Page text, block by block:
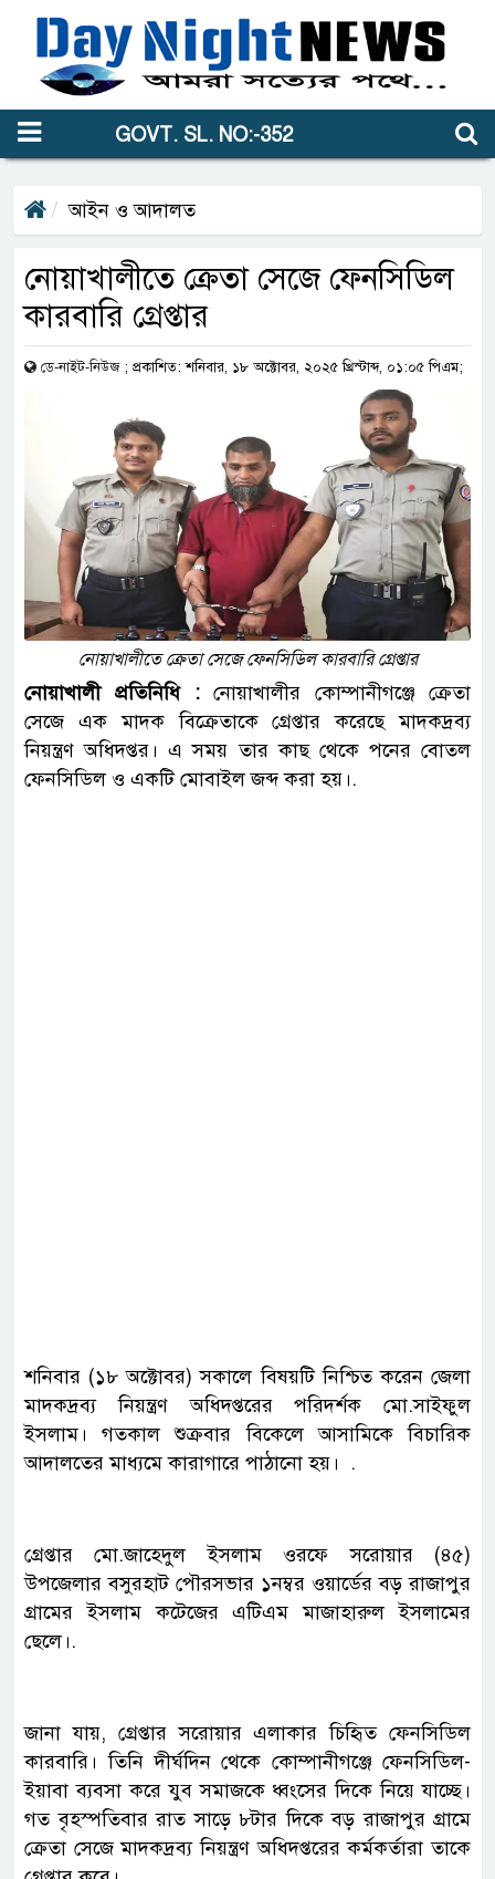
GOVT. SL. NO:-352
আইন ও আদালত
নোয়াখালীতে ক্রেতা সেজে ফেনসিডিল
কারবারি গ্রেপ্তার
ডে-নাইট-নিউজ ; প্রকাশিত: শনিবার, ১৮ অক্টোবর, ২০২৫ খ্রিস্টাব্দ, ০১:০৫ পিএম;
নোয়াখালীতে ক্রেতা সেজে ফেনসিডিল কারবারি গ্রেপ্তার
নোয়াখালী প্রতিনিধি :নোয়াখালীর কোম্পানীগঞ্জে ক্রেতা
সেজে এক মাদক বিক্রেতাকে গ্রেপ্তার করেছে মাদকদ্রব্য
নিয়ন্ত্রণ অধিদপ্তর। এ সময় তার কাছ থেকে পনের বোতল
ফেনসিডিল ও একটি মোবাইল জব্দ করা হয়।.
শনিবার (১৮ অক্টোবর) সকালে বিষয়টি নিশ্চিত করেন জেলা
মাদকদ্রব্য নিয়ন্ত্রণ অধিদপ্তরের পরিদর্শক মো.সাইফুল
ইসলাম। গতকাল শুক্রবার বিকেলে আসামিকে বিচারিক
আদালতের মাধ্যমে কারাগারে পাঠানো হয়। .
গ্রেপ্তার মো.জাহেদুল ইসলাম ওরফে সরোয়ার (৪৫)
উপজেলার বসুরহাট পৌরসভার ১নম্বর ওয়ার্ডের বড় রাজাপুর
গ্রামের ইসলাম কটেজের এটিএম মাজাহারুল ইসলামের
ছেলে।.
জানা যায়, গ্রেপ্তার সরোয়ার এলাকার চিহিৃত ফেনসিডিল
কারবারি। তিনি দীর্ঘদিন থেকে কোম্পানীগঞ্জে ফেনসিডিল-
ইয়াবা ব্যবসা করে যুব সমাজকে ধ্বংসের দিকে নিয়ে যাচ্ছে।
গত বৃহস্পতিবার রাত সাড়ে ৮টার দিকে বড় রাজাপুর গ্রামে
ক্রেতা সেজে মাদকদ্রব্য নিয়ন্ত্রণ অধিদপ্তরের কর্মকর্তারা তাকে